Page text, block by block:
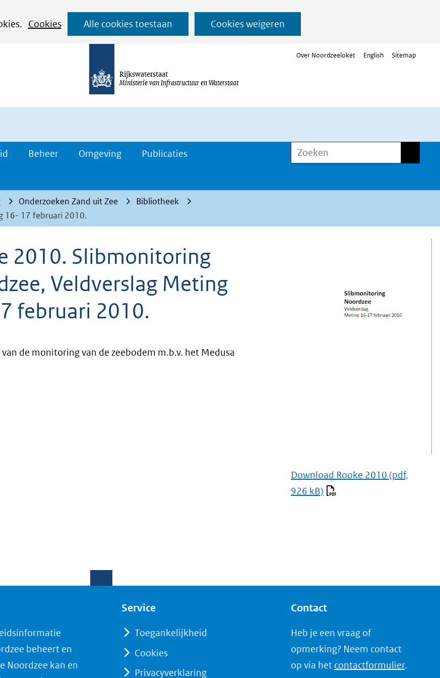
Cookies
Alle cookies toestaan Cookies weigeren
Ga
naar
de
Rijkswaterstaat
Ministerie van Infrastructuur en Waterstaat
Over Noordzeeloket English Sitemap
Beheer Omgeving Publicaties Zoeken
Onderzoeken Zand uit Zee
Bibliotheek
16- 17 februari 2010.
2010. Slibmonitoring
Veldverslag Meting
februari 2010.
van de monitoring van de zeebodem m.b.v. het Medusa
Download Rooke 2010 (pdf,
926 kB)
beheert en
Noordzee kan en
Service
Toegankelijkheid
Cookies
Privacyverklaring
Contact
Heb je een vraag of
opmerking? Neem contact
op via het contactformulier.